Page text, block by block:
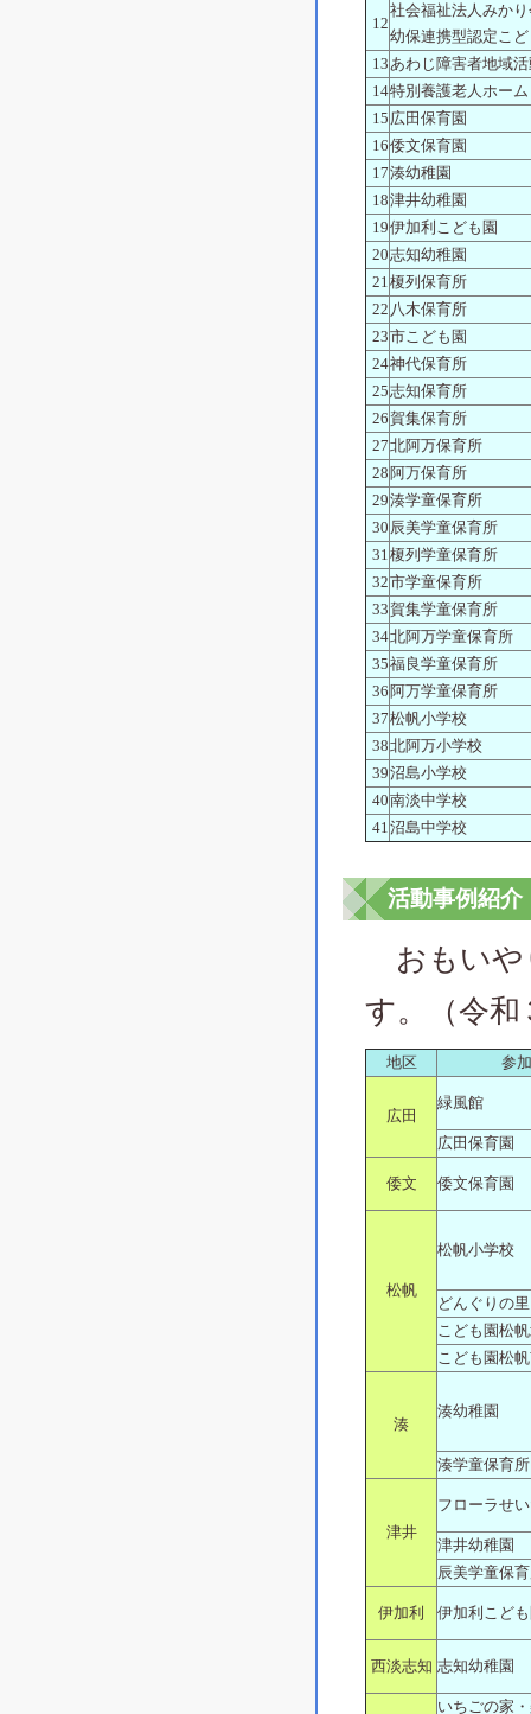
12
社会福祉法人みか
幼保連携型認定こ
13あわじ障害者地域
14特別養護老人ホー
15 広田保育園
16倭文保育園
17湊幼稚園
18津井幼稚園
19伊加利こども園
20志知幼稚園
21榎列保育所
22 八木保育所
23市こども園
24神代保育所
25志知保育所
26賀集保育所
27北阿万保育所
28 阿万保育所
29湊学童保育所
30 辰美学童保育所
31榎列学童保育所
32市学童保育所
33賀集学童保育所
34北阿万学童保育所
35福良学童保育所
36 阿万学童保育所
37松帆小学校
38北阿万小学校
39沼島小学校
40南淡中学校
41沼島中学校
活動事例紹介
おもいや
す。（令和
地区 参
広田
緑風館
広田保育園
倭文 倭文保育園
松帆
松帆小学校
どんぐりの里
こども園松
こども園松
湊
湊幼稚園
湊学童保育所
津井
フローラせ
津井幼稚園
辰美学童保
伊加利 伊加利こど
西淡志知 志知幼稚園
いちごの家